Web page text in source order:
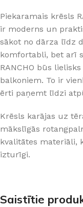
Piekaramais krēsls
ir moderns un
sākot no dārza līdz
komfortabli, bet arī
RANCHO būs
balkoniem. To ir
ērti paņemt līdzi
Krēsls karājas uz
mākslīgās
kvalitātes materiāli,
izturīgi.
Saistītie